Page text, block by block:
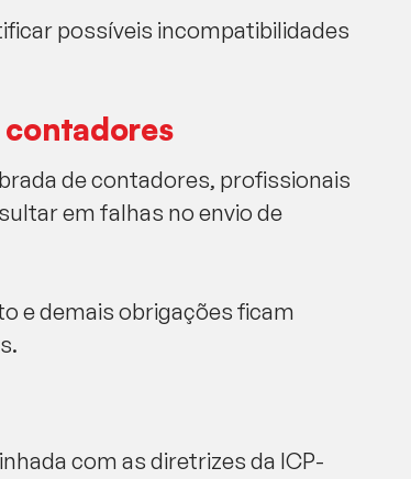
possíveis incompatibilidades
contadores
de contadores, profissionais
em falhas no envio de
e demais obrigações ficam
com as diretrizes da ICP-